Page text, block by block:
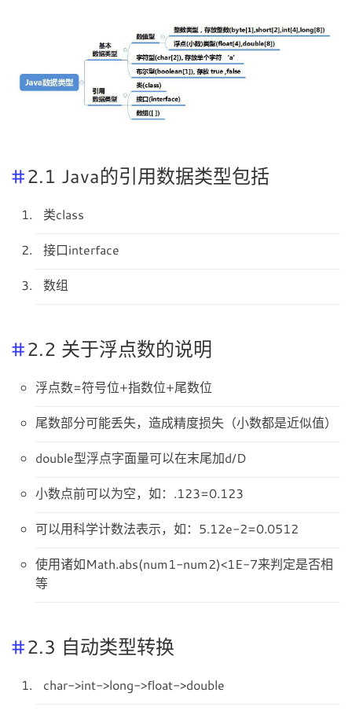
2.1 Java的引用数据类型包括
类class
接口interface
数组
2.2 关于浮点数的说明
浮点数=符号位+指数位+尾数位
尾数部分可能丢失，造成精度损失（小数都是近似值）
double型浮点字面量可以在末尾加d/D
小数点前可以为空，如：.123=0.123
可以用科学计数法表示，如：5.12e-2=0.0512
使用诸如Math.abs(num1-num2)<1E-7来判定是否相
等
2.3 自动类型转换
char->int->long->float->double